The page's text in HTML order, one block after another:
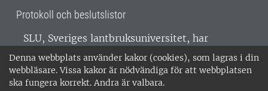
Denna webbplats använder kakor (cookies), som lagras i din
webbläsare. Vissa kakor är nödvändiga för att webbplatsen
ska fungera korrekt. Andra är valbara.
Protokoll och beslutslistor
SLU, Sveriges lantbruksuniversitet, har
verksamhet över hela Sverige. Huvudorter är
Alnarp, Uppsala och Umeå.SLU är
miljöcertifierat enligt ISO 14001. •